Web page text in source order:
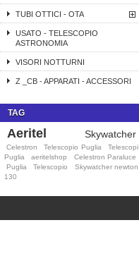
TUBI OTTICI - OTA
USATO - TELESCOPIO
ASTRONOMIA
VISORI NOTTURNI
Z _CB - APPARATI - ACCESSORI
TAG
Aeritel Skywatcher
Celestron Telescopio Puglia
Telescopi
Puglia
aeritelshop
Celestron Paraluce
Puglia
Telescopio
Skywatcher newton
130